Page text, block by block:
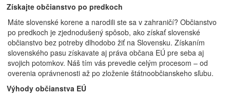
Získajte občianstvo po predkoch
Máte slovenské korene a narodili ste sa v zahraničí? Občianstvo
po predkoch je zjednodušený spôsob, ako získať slovenské
občianstvo bez potreby dlhodobo žiť na Slovensku. Získaním
slovenského pasu získavate aj práva občana EÚ pre seba aj
svojich potomkov. Náš tím vás prevedie celým procesom – od
overenia oprávnenosti až po zloženie štátnoobčianskeho sľubu.
Výhody občianstva EÚ